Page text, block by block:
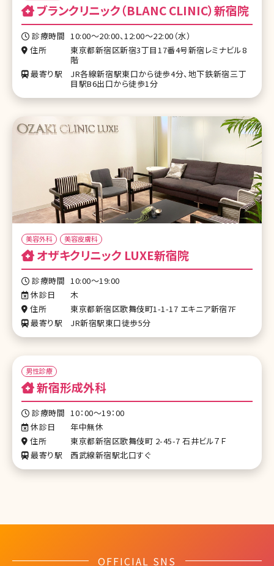
ブランクリニック（BLANC CLINIC）新宿院
診療時間 10:00～20:00、12:00～22:00（水）
住所
東京都新宿区新宿3丁目17番4号新宿レミナビル8
階
最寄り駅
JR各線新宿駅東口から徒歩4分、地下鉄新宿三丁
目駅B6出口から徒歩1分
美容外科 美容皮膚科
オザキクリニック LUXE新宿院
診療時間 10:00～19:00
休診日
木
住所
東京都新宿区歌舞伎町1-1-17 エキニア新宿7F
最寄り駅
JR新宿駅東口徒歩5分
男性診療
新宿形成外科
診療時間 10：00～19：00
休診日
年中無休
住所
東京都新宿区歌舞伎町 2-45-7 石井ビル７Ｆ
最寄り駅
西武線新宿駅北口すぐ
OFFICIAL SNS